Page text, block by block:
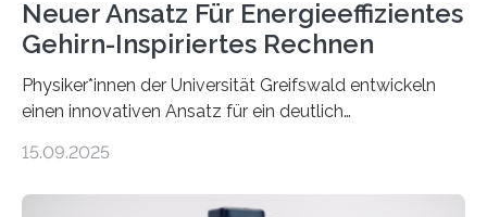
Neuer Ansatz Für Energieeffizientes
Gehirn-Inspiriertes Rechnen
Physiker*innen der Universität Greifswald entwickeln
einen innovativen Ansatz für ein deutlich
Lösungsweg ist inspiriert vom menschlichen Gehirn. Die
15.09.2025